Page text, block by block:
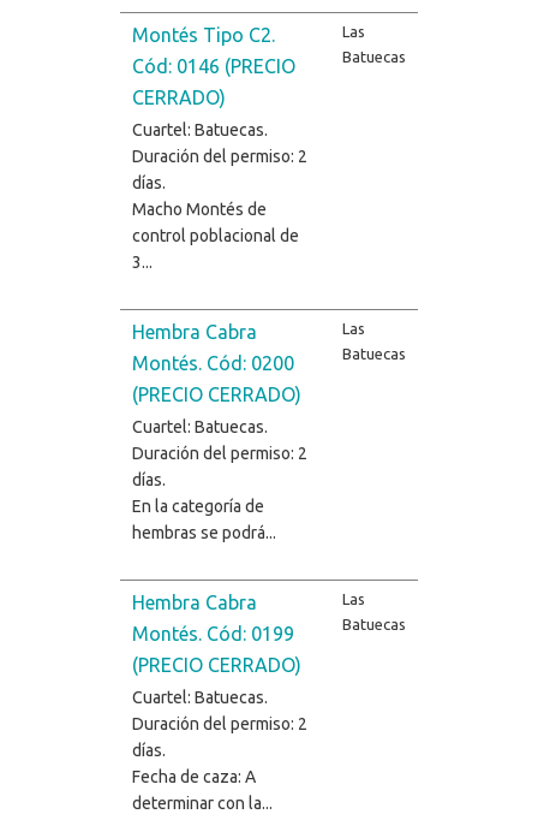
Montés Tipo C2.
Cód: 0146 (PRECIO
CERRADO)
Cuartel: Batuecas.
Duración del permiso: 2
días.
Macho Montés de
control poblacional de
3...
Las
Batuecas
Hembra Cabra
Montés. Cód: 0200
(PRECIO CERRADO)
Cuartel: Batuecas.
Duración del permiso: 2
días.
En la categoría de
hembras se podrá...
Las
Batuecas
Hembra Cabra
Montés. Cód: 0199
(PRECIO CERRADO)
Cuartel: Batuecas.
Duración del permiso: 2
días.
Fecha de caza: A
determinar con la...
Las
Batuecas